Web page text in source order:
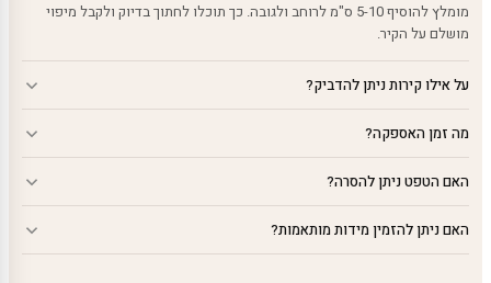
מומלץ להוסיף 5-10 ס"מ לרוחב ולגובה. כך תוכלו לחתוך בדיוק ולקבל מיפוי
מושלם על הקיר.
על אילו קירות ניתן להדביק?
מה זמן האספקה?
האם הטפט ניתן להסרה?
האם ניתן להזמין מידות מותאמות?